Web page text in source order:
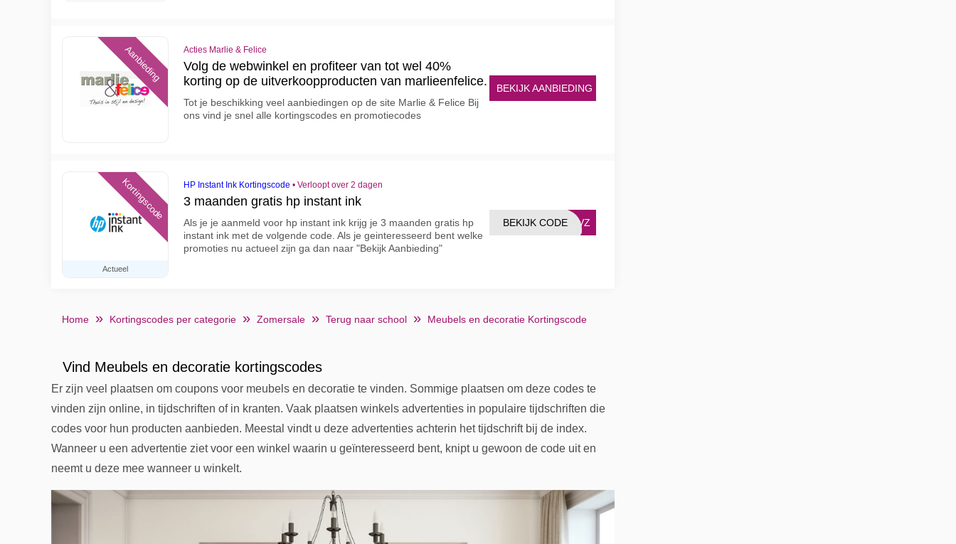
Aanbieding Acties Marlie & Felice
Volg de webwinkel en profiteer van tot wel 40%
korting op de uitverkoopproducten van marlieenfelice.
Tot je beschikking veel aanbiedingen op de site Marlie & Felice Bij
ons vind je snel alle kortingscodes en promotiecodes
BEKIJK AANBIEDING
Actueel
Kortingscode HP Instant Ink Kortingscode • Verloopt over 2 dagen
3 maanden gratis hp instant ink
Als je je aanmeld voor hp instant ink krijg je 3 maanden gratis hp
instant ink met de volgende code. Als je geinteresseerd bent welke
promoties nu actueel zijn ga dan naar "Bekijk Aanbieding"
8ZVZ
BEKIJK CODE
Home Kortingscodes per categorie Zomersale Terug naar school Meubels en decoratie Kortingscode
Vind Meubels en decoratie kortingscodes
Er zijn veel plaatsen om coupons voor meubels en decoratie te vinden. Sommige plaatsen om deze codes te
vinden zijn online, in tijdschriften of in kranten. Vaak plaatsen winkels advertenties in populaire tijdschriften die
codes voor hun producten aanbieden. Meestal vindt u deze advertenties achterin het tijdschrift bij de index.
Wanneer u een advertentie ziet voor een winkel waarin u geïnteresseerd bent, knipt u gewoon de code uit en
neemt u deze mee wanneer u winkelt.